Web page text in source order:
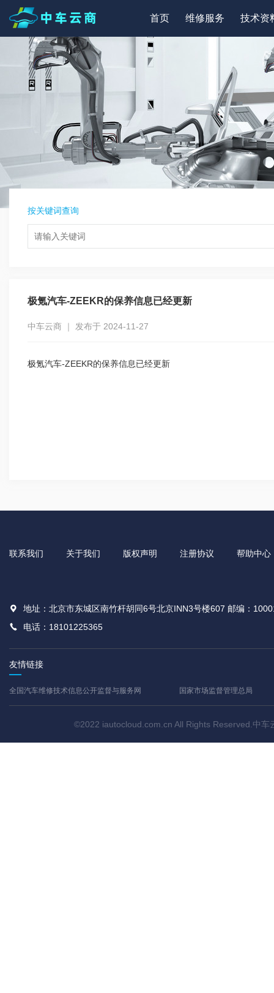
首页 维修服务 技术资
按关键词查询
极氪汽车-ZEEKR的保养信息已经更新
中车云商 ｜ 发布于 2024-11-27
极氪汽车-ZEEKR的保养信息已经更新
联系我们 关于我们 版权声明 注册协议 帮助中心
地址：北京市东城区南竹杆胡同6号北京INN3号楼607 邮编：
电话：18101225365
友情链接
全国汽车维修技术信息公开监督与服务网 国家市场监督管理总局
©2022 iautocloud.com.cn All Rights Reserved.中